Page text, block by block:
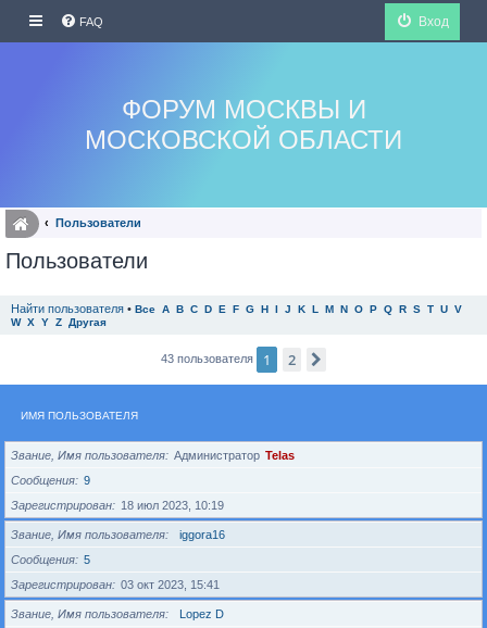
FAQ Вход
ФОРУМ МОСКВЫ И
МОСКОВСКОЙ ОБЛАСТИ
Пользователи
Пользователи
Найти пользователя • Все A B C D E F G H I J K L M N O P Q R S T U V
W X Y Z Другая
43 пользователя 1 2
ИМЯ ПОЛЬЗОВАТЕЛЯ
Звание, Имя пользователя Администратор Telas
Сообщения
9
Зарегистрирован
18 июл 2023, 10:19
Звание, Имя пользователя
iggora16
Сообщения
5
Зарегистрирован
03 окт 2023, 15:41
Звание, Имя пользователя
Lopez D